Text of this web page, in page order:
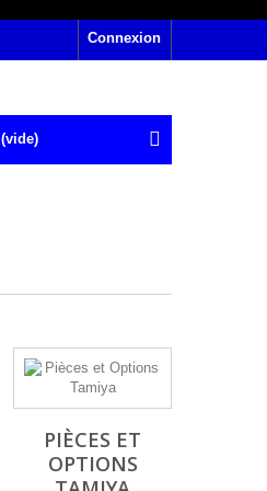
Connexion
(vide)
PIÈCES ET
OPTIONS